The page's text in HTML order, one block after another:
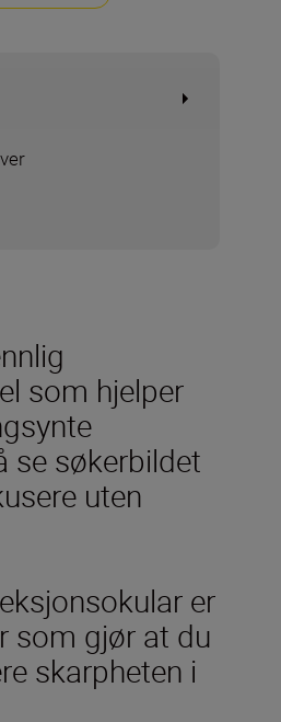
som hjelper
se søkerbildet
uten
er
som gjør at du
skarpheten i